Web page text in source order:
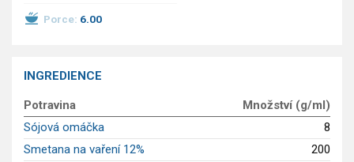
ostatní maso
Bezmasé a zeleninové
Sladké pokrmy
Dezerty
Nápoje
Porce: 6.00
INGREDIENCE
Potravina
Množství (g/ml)
Sójová omáčka
8
Smetana na vaření 12%
200